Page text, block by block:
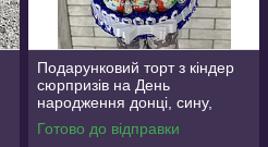
Подарунковий торт з кіндер
сюрпризів на День
народження донці, сину,
дітям, мамі, сестрі, подрузі,
дівчині
Готово до відправки